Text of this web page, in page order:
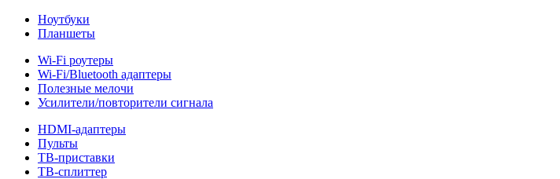
Ноутбуки
Планшеты
Wi-Fi роутеры
Wi-Fi/Bluetooth адаптеры
Полезные мелочи
Усилители/повторители сигнала
HDMI-адаптеры
Пульты
ТВ-приставки
ТВ-сплиттер